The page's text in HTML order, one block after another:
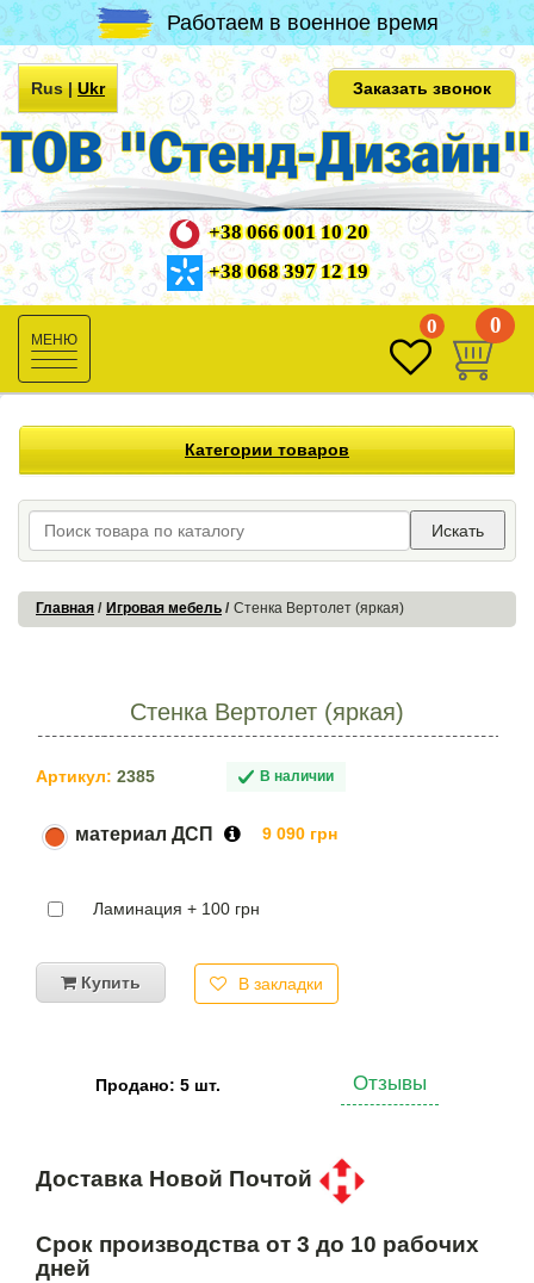
Работаем в военное время
Rus|Ukr Заказать звонок
+38 066 001 10 20
+38 068 397 12 19
Toggle
navigation
0 0
Категории товаров
Искать
Главная Игровая мебель Стенка Вертолет (яркая)
Стенка Вертолет (яркая)
Артикул: 2385 В наличии
материал ДСП 9 090 грн
Ламинация + 100 грн
Купить В закладки
Продано: 5 шт. Отзывы
Доставка Новой Почтой
Срок производства от 3 до 10 рабочих
дней